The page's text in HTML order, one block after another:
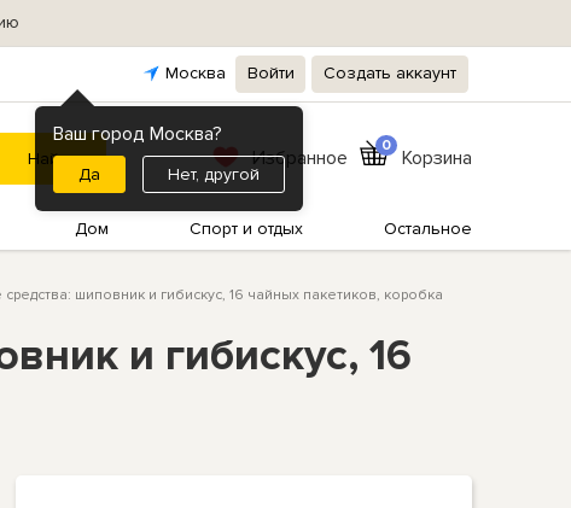
Москва
Ваш город Москва?
Нет, другой
Войти Создать аккаунт
Избранное
0
Корзина
Дом Спорт и отдых Остальное
шиповник и гибискус, 16 чайных пакетиков, коробка
и гибискус, 16